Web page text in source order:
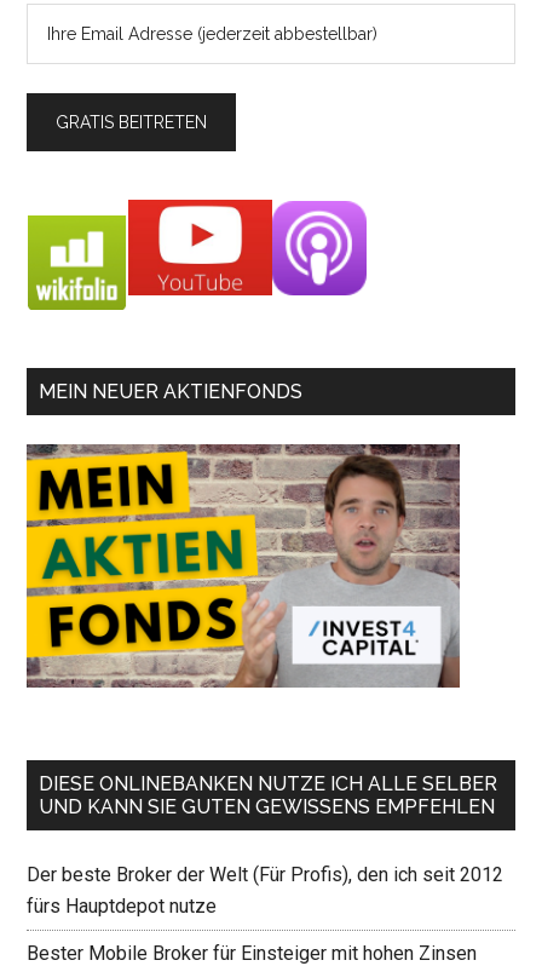
MEIN NEUER AKTIENFONDS
DIESE ONLINEBANKEN NUTZE ICH ALLE SELBER
UND KANN SIE GUTEN GEWISSENS EMPFEHLEN
Der beste Broker der Welt (Für Profis), den ich seit 2012
fürs Hauptdepot nutze
Bester Mobile Broker für Einsteiger mit hohen Zinsen